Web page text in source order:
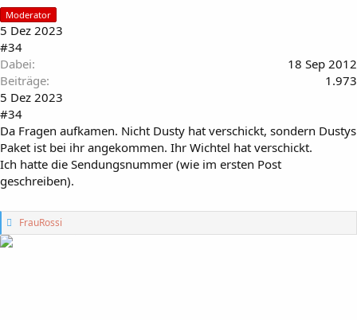
Moderator
5 Dez 2023
#34
Dabei
18 Sep 2012
Beiträge
1.973
5 Dez 2023
#34
Da Fragen aufkamen. Nicht Dusty hat verschickt, sondern Dustys
Paket ist bei ihr angekommen. Ihr Wichtel hat verschickt.
Ich hatte die Sendungsnummer (wie im ersten Post
geschreiben).
G
e
FrauRossi